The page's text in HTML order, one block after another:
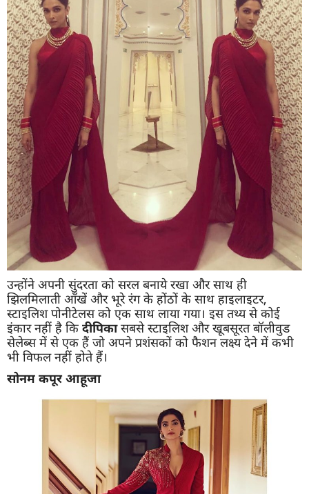
उन्होंने अपनी सुंदरता को सरल बनाये रखा और साथ ही
झिलमिलाती आँखें और भूरे रंग के होंठों के साथ हाइलाइटर,
स्टाइलिश पोनीटेलस को एक साथ लाया गया। इस तथ्य से कोई
इंकार नहीं है कि दीपिकासबसे स्टाइलिश और खूबसूरत बॉलीवुड
सेलेब्स में से एक हैं जो अपने प्रशंसकों को फैशन लक्ष्य देने में कभी
भी विफल नहीं होते हैं।
सोनम कपूर आहूजा